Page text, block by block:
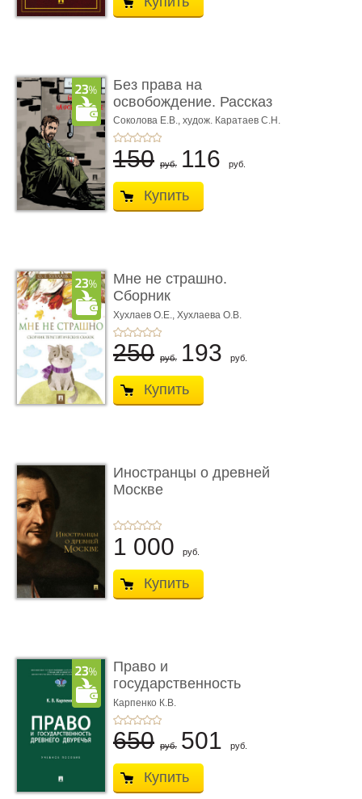
Без права на
освобождение. Рассказ
Соколова Е.В., худож. Каратаев С.Н.
150 руб. 116 руб.
Купить
Мне не страшно.
Сборник
терапевтических
сказо� ...
Хухлаев О.Е., Хухлаева О.В.
250 руб. 193 руб.
Купить
Иностранцы о древней
Москве
1 000 руб.
Купить
Право и
государственность
Древнего Двуречья. �
...
Карпенко К.В.
650 руб. 501 руб.
Купить